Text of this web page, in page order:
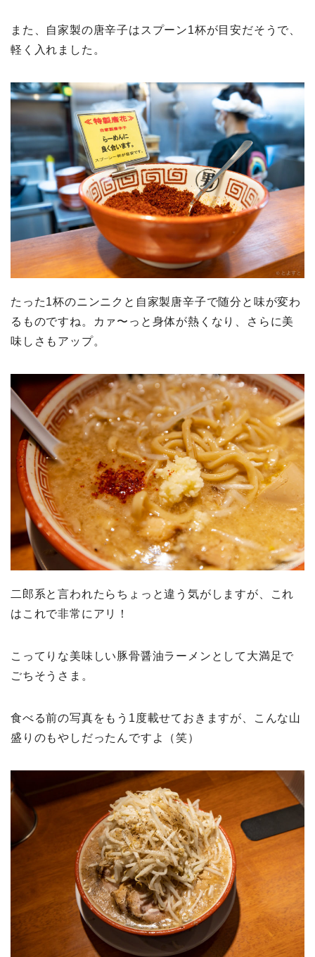
また、自家製の唐辛子はスプーン1杯が目安だそうで、
軽く入れました。
たった1杯のニンニクと自家製唐辛子で随分と味が変わ
るものですね。カァ〜っと身体が熱くなり、さらに美
味しさもアップ。
二郎系と言われたらちょっと違う気がしますが、これ
はこれで非常にアリ！
こってりな美味しい豚骨醤油ラーメンとして大満足で
ごちそうさま。
食べる前の写真をもう1度載せておきますが、こんな山
盛りのもやしだったんですよ（笑）